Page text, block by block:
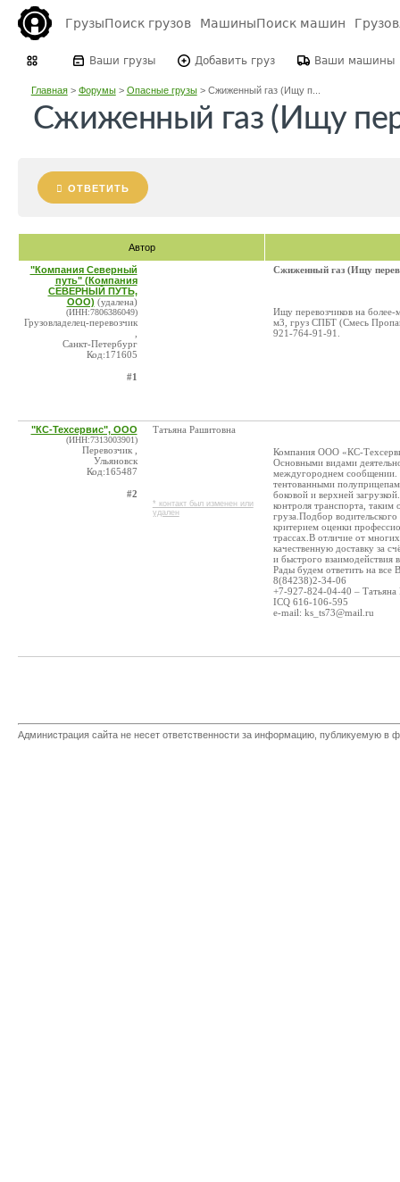
ГрузыПоиск грузов МашиныПоиск машин
Ваши грузы Добавить груз Ваши машины
Главная> Форумы> Опасные грузы> Сжиженный газ (Ищу п...
Сжиженный газ (Ищу
ОТВЕТИТЬ
Автор
"Компания Северный
путь" (Компания
СЕВЕРНЫЙ ПУТЬ,
ООО) (удалена)
(ИНН:7806386049)
Грузовладелец-перевозчик
Санкт-Петербург
Код:171605
#1
Сжиженный газ (Ищу
Ищу перевозчиков на
м3, груз СПБТ (Смесь
921-764-91-91.
"КС-Техсервис", ООО
(ИНН:7313003901)
Перевозчик ,
Ульяновск
Код:165487
#2
Татьяна Рашитовна
* контакт был изменен или
удален
Компания ООО «КС-
Основными видами
междугороднем сообщении.
тентованными
боковой и верхней
контроля транспорта, таким
груза.Подбор
критерием оценки
трассах.В отличие от
качественную доставку за
и быстрого взаимодействия
Рады будем ответить на все
8(84238)2-34-06
+7-927-824-04-40 – Татьяна
ICQ 616-106-595
e-mail: ks_ts73@mail.ru
Администрация сайта не несет ответственности за информацию, публикуемую